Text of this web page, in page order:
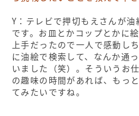
Y：テレビで押切もえさんが
です。お皿とかコップとかに
上手だったので一人で感動し
に油絵で検索して、なんか通
いました（笑）。そういうお
の趣味の時間があれば、もっ
てみたいですね。